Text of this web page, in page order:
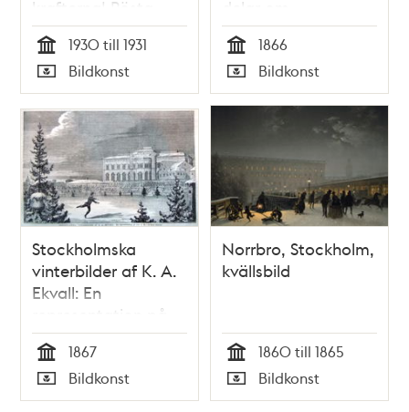
krafterna! Rösta
med
Arbetarepartiet
Socialdemokraterna.
[Valaffisch]
Tid
1930 till 1931
Typ
Bildkonst
delar om
Stockholmsutställningen
1866 i Söndags-
Nisse – Illustreradt
Veckoblad för
Skämt, Humor och
Satir, den 10 juni till
den 7 oktober 1866
Tid
1866
Typ
Bildkonst
Stockholmska
vinterbilder af K. A.
Ekvall: En
representation på
isen af M:r Jackson
Haines. Teckning i
Ny Illustrerad
Tidning, nr 4 den 26
Tid
1867
Typ
Bildkonst
Norrbro, Stockholm,
kvällsbild
Tid
1860 till 1865
Typ
Bildkonst